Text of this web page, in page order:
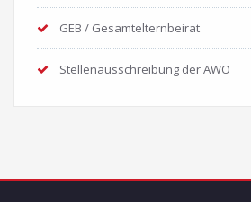
GEB / Gesamtelternbeirat
Stellenausschreibung der AWO